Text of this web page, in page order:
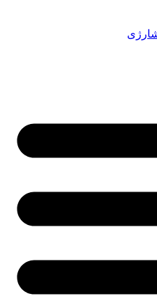
شارژی